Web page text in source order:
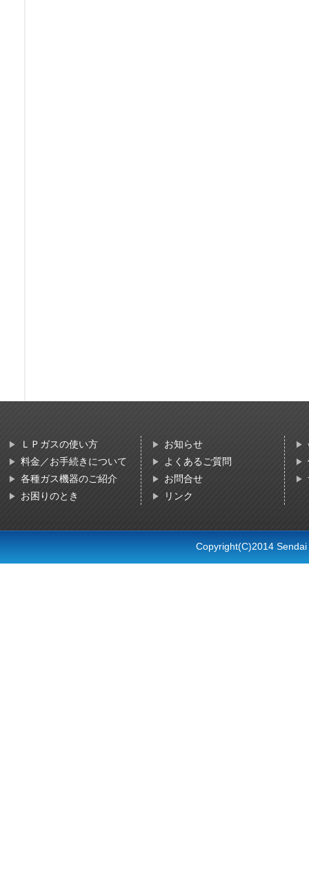
ＬＰガスの使い方
料金／お手続きについて
各種ガス機器のご紹介
お困りのとき
お知らせ
よくあるご質問
お問合せ
リンク
Copyright(C)2014